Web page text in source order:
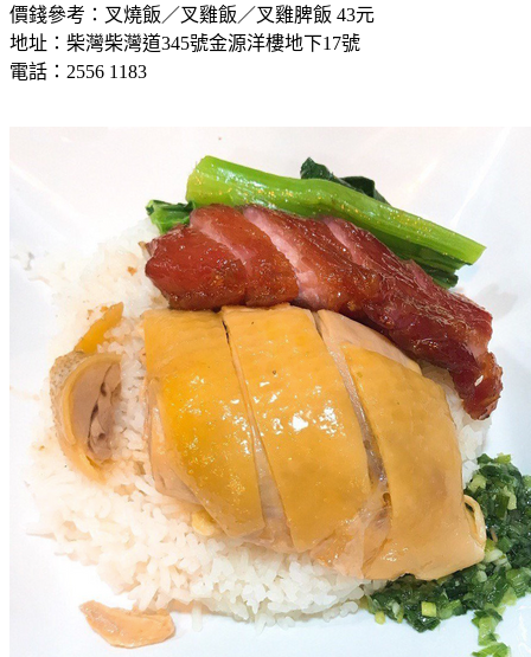
價錢參考：叉燒飯／叉雞飯／叉雞脾飯 43元
地址：柴灣柴灣道345號金源洋樓地下17號
電話：2556 1183